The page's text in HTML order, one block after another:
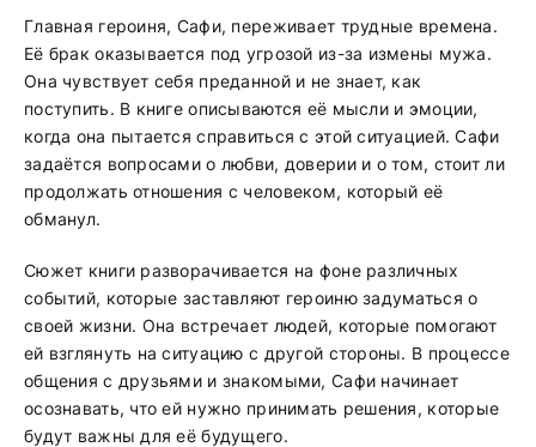
Главная героиня, Сафи, переживает трудные времена.
Её брак оказывается под угрозой из-за измены мужа.
Она чувствует себя преданной и не знает, как
поступить. В книге описываются её мысли и эмоции,
когда она пытается справиться с этой ситуацией. Сафи
задаётся вопросами о любви, доверии и о том, стоит ли
продолжать отношения с человеком, который её
обманул.
Сюжет книги разворачивается на фоне различных
событий, которые заставляют героиню задуматься о
своей жизни. Она встречает людей, которые помогают
ей взглянуть на ситуацию с другой стороны. В процессе
общения с друзьями и знакомыми, Сафи начинает
осознавать, что ей нужно принимать решения, которые
будут важны для её будущего.